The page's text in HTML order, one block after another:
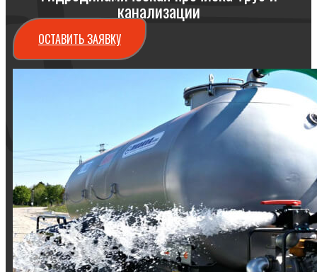
канализации
ОСТАВИТЬ ЗАЯВКУ